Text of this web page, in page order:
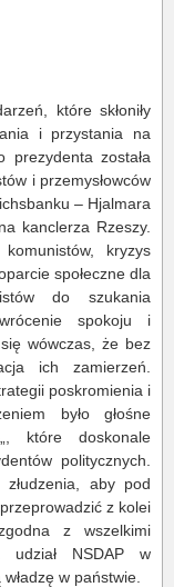
które skłoniły
i przystania na
została
i przemysłowców
– Hjalmara
kanclerza Rzeszy.
kryzys
społeczne dla
do szukania
spokoju i
wówczas, że bez
ich zamierzeń.
poskromienia i
było głośne
które doskonale
politycznych.
aby pod
z kolei
z wszelkimi
udział NSDAP w
w państwie.